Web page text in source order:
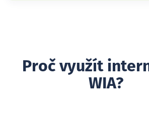
Proč využít
WIA?